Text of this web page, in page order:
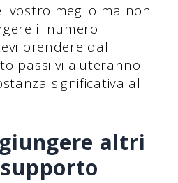
vostro meglio ma non
il numero
prendere dal
passi vi aiuteranno
significativa al
altri